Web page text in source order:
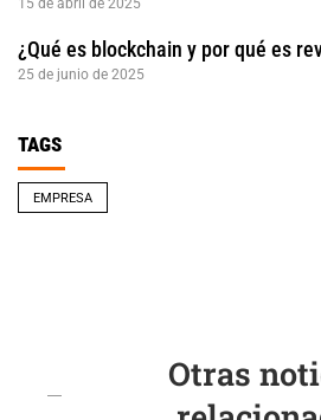
¿Qué es blockchain y por qué es
25 de junio de 2025
TAGS
EMPRESA
Otras